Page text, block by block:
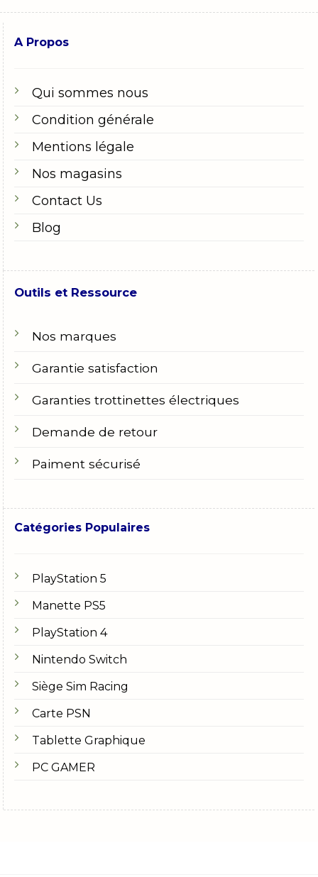
A Propos
Qui sommes nous
Condition générale
Mentions légale
Nos magasins
Contact Us
Blog
Outils et Ressource
Nos marques
Garantie satisfaction
Garanties trottinettes électriques
Demande de retour
Paiment sécurisé
Catégories Populaires
PlayStation 5
Manette PS5
PlayStation 4
Nintendo Switch
Siège Sim Racing
Carte PSN
Tablette Graphique
PC GAMER